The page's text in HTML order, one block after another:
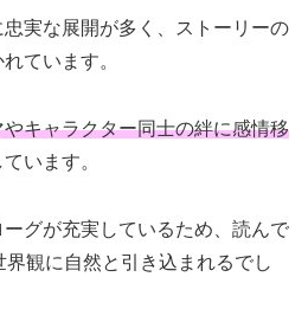
実な展開が多く、ストーリーの
ています。
キャラクター同士の絆に感情移
います。
グが充実しているため、読んで
観に自然と引き込まれるでし